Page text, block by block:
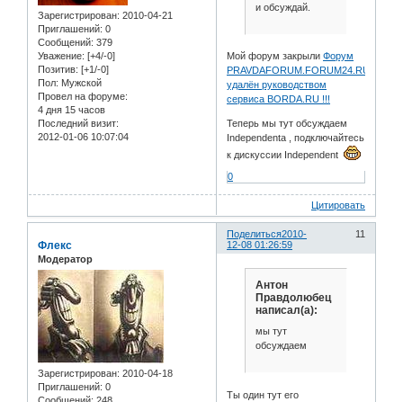
Зарегистрирован: 2010-04-21
Приглашений: 0
Сообщений: 379
Уважение: [+4/-0]
Позитив: [+1/-0]
Пол: Мужской
Провел на форуме:
4 дня 15 часов
Последний визит:
2012-01-06 10:07:04
и обсуждай.
Мой форум закрылиФорум
PRAVDAFORUM.FORUM24.RU
удалён руководством
сервиса BORDA.RU !!!
Теперь мы тут обсуждаем
Independenta , подключайтесь
к дискуссии Independent
0
Цитировать
Поделиться 11
2010-
12-08 01:26:59
Флекс
Модератор
Зарегистрирован: 2010-04-18
Приглашений: 0
Антон
Правдолюбец
написал(а):
мы тут
обсуждаем
Ты один тут его